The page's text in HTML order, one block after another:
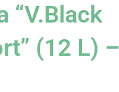
“V.Black
(12 L) –